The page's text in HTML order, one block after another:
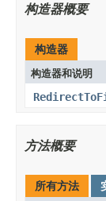
构造器概要
构造器
构造器和说明
方法概要
所有方法